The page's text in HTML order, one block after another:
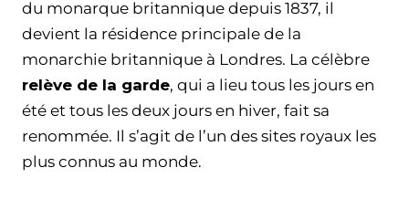
du monarque britannique depuis 1837, il
devient la résidence principale de la
monarchie britannique à Londres. La célèbre
relève de la garde, qui a lieu tous les jours en
été et tous les deux jours en hiver, fait sa
renommée. Il s’agit de l’un des sites royaux les
plus connus au monde.